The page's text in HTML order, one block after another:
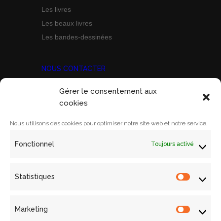
Gérer le consentement aux
cookies
Nous utilisons des cookies pour optimiser notre site web et notre service.
Fonctionnel Toujours activé
Statistiques
Marketing
Les livres
Les beaux livres
Les bandes-dessinées
NOUS CONTACTER
ACORAM
Ecole Militaire, Case D
75700 PARIS SP 07